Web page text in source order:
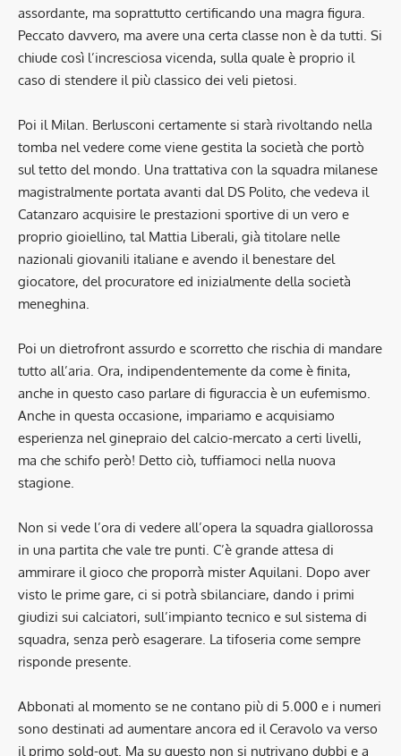
assordante, ma soprattutto certificando una magra figura.
Peccato davvero, ma avere una certa classe non è da tutti. Si
chiude così l’incresciosa vicenda, sulla quale è proprio il
caso di stendere il più classico dei veli pietosi.
Poi il Milan. Berlusconi certamente si starà rivoltando nella
tomba nel vedere come viene gestita la società che portò
sul tetto del mondo. Una trattativa con la squadra milanese
magistralmente portata avanti dal DS Polito, che vedeva il
Catanzaro acquisire le prestazioni sportive di un vero e
proprio gioiellino, tal Mattia Liberali, già titolare nelle
nazionali giovanili italiane e avendo il benestare del
giocatore, del procuratore ed inizialmente della società
meneghina.
Poi un dietrofront assurdo e scorretto che rischia di mandare
tutto all’aria. Ora, indipendentemente da come è finita,
anche in questo caso parlare di figuraccia è un eufemismo.
Anche in questa occasione, impariamo e acquisiamo
esperienza nel ginepraio del calcio-mercato a certi livelli,
ma che schifo però! Detto ciò, tuffiamoci nella nuova
stagione.
Non si vede l’ora di vedere all’opera la squadra giallorossa
in una partita che vale tre punti. C’è grande attesa di
ammirare il gioco che proporrà mister Aquilani. Dopo aver
visto le prime gare, ci si potrà sbilanciare, dando i primi
giudizi sui calciatori, sull’impianto tecnico e sul sistema di
squadra, senza però esagerare. La tifoseria come sempre
risponde presente.
Abbonati al momento se ne contano più di 5.000 e i numeri
sono destinati ad aumentare ancora ed il Ceravolo va verso
il primo sold-out. Ma su questo non si nutrivano dubbi e a